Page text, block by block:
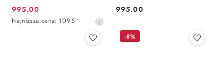
Cena
promocyjna:
995.00
Najniższa
Najniższa cena: 1095
Cena:
995.00
-8%